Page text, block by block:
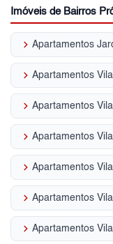
Imóveis de Bairros
keyboard_arrow_right Apartamentos
keyboard_arrow_right Apartamentos
keyboard_arrow_right Apartamentos
keyboard_arrow_right Apartamentos
keyboard_arrow_right Apartamentos
keyboard_arrow_right Apartamentos
keyboard_arrow_right Apartamentos